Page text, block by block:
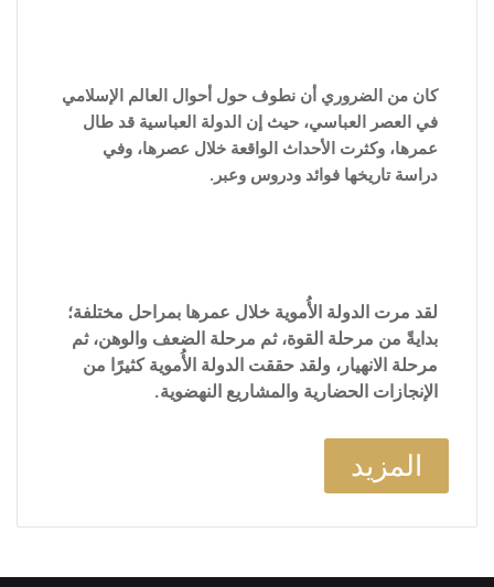
كان من الضروري أن نطوف حول أحوال العالم الإسلامي
في العصر العباسي، حيث إن الدولة العباسية قد طال
عمرها، وكثرت الأحداث الواقعة خلال عصرها، وفي
دراسة تاريخها فوائد ودروس وعبر.
لقد مرت الدولة الأُموية خلال عمرها بمراحل مختلفة؛
بدايةً من مرحلة القوة، ثم مرحلة الضعف والوهن، ثم
مرحلة الانهيار، ولقد حققت الدولة الأُموية كثيرًا من
الإنجازات الحضارية والمشاريع النهضوية.
المزيد